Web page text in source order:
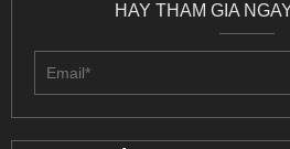
HAY THAM GIA